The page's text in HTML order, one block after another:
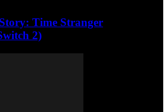
Time Stranger
2)